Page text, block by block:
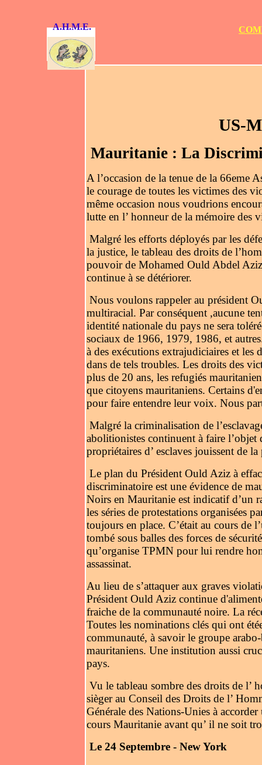
A.H.M.E.
US-
Mauritanie : La
A l’occasion de la tenue de la 66eme
le courage de toutes les victimes des
même occasion nous voudrions
lutte en l’ honneur de la mémoire des
Malgré les efforts déployés par les
la justice, le tableau des droits de
pouvoir de Mohamed Ould Abdel
continue à se détériorer.
Nous voulons rappeler au président
multiracial. Par conséquent ,aucune
identité nationale du pays ne sera
sociaux de 1966, 1979, 1986, et
à des exécutions extrajudiciaires et
dans de tels troubles. Les droits des
plus de 20 ans, les refugiés
que citoyens mauritaniens. Certains
pour faire entendre leur voix. Nous
Malgré la criminalisation de
abolitionistes continuent à faire l’objet
propriétaires d’ esclaves jouissent de
Le plan du Président Ould Aziz à
discriminatoire est une évidence de
Noirs en Mauritanie est indicatif d’un
les séries de protestations organisées
toujours en place. C’était au cours de
tombé sous balles des forces de
qu’organise TPMN pour lui rendre
assassinat.
Au lieu de s’attaquer aux graves
Président Ould Aziz continue
fraiche de la communauté noire. La
Toutes les nominations clés qui ont
communauté, à savoir le groupe
mauritaniens. Une institution aussi
pays.
Vu le tableau sombre des droits de l’
sièger au Conseil des Droits de l’
Générale des Nations-Unies à
cours Mauritanie avant qu’ il ne soit
Le 24 Septembre - New York